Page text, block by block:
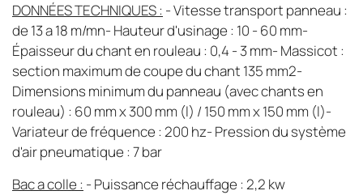
DONNÉES TECHNIQUES : - Vitesse transport panneau :
de 13 a 18 m/mn- Hauteur d'usinage : 10 - 60 mm-
Épaisseur du chant en rouleau : 0,4 - 3 mm- Massicot :
section maximum de coupe du chant 135 mm2-
Dimensions minimum du panneau (avec chants en
rouleau) : 60 mm x 300 mm (l) / 150 mm x 150 mm (l)-
Variateur de fréquence : 200 hz- Pression du système
d'air pneumatique : 7 bar
Bac a colle : - Puissance réchauffage : 2,2 kw